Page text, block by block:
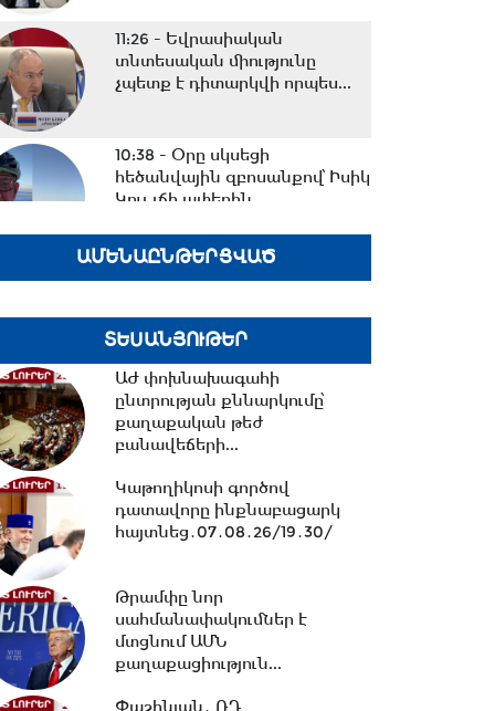
11:26 - Եվրասիական
տնտեսական միությունը
չպետք է դիտարկվի որպես...
10:38 - Օրը սկսեցի
հեծանվային զբոսանքով՝ Իսիկ
Կուլ լճի ափերին․...
նստաշրջան 07.08.2026
#ուղիղ
10:11 -Եվրասիական
միջկառավարական խորհրդի
նիստ. #ուղիղ
21:42 -ԱԺ-ում քննարկվեց
Արամ Վարդևանյանի
թեկնածությունը
21:33 -Բաքվի դատարանը
մերժել է Արցախի
ղեկավարների բողոքը․06․08․
ԱՄԵՆԱԸՆԹԵՐՑՎԱԾ
ՏԵՍԱՆՅՈՒԹԵՐ
ԱԺ փոխնախագահի
ընտրության քննարկումը՝
քաղաքական թեժ
բանավեճերի...
Կաթողիկոսի գործով
դատավորը ինքնաբացարկ
հայտնեց․07․08․26/19․30/
Թրամփը նոր
սահմանափակումներ է
մտցնում ԱՄՆ
քաղաքացիություն...
Փաշինյան․ ՌԴ